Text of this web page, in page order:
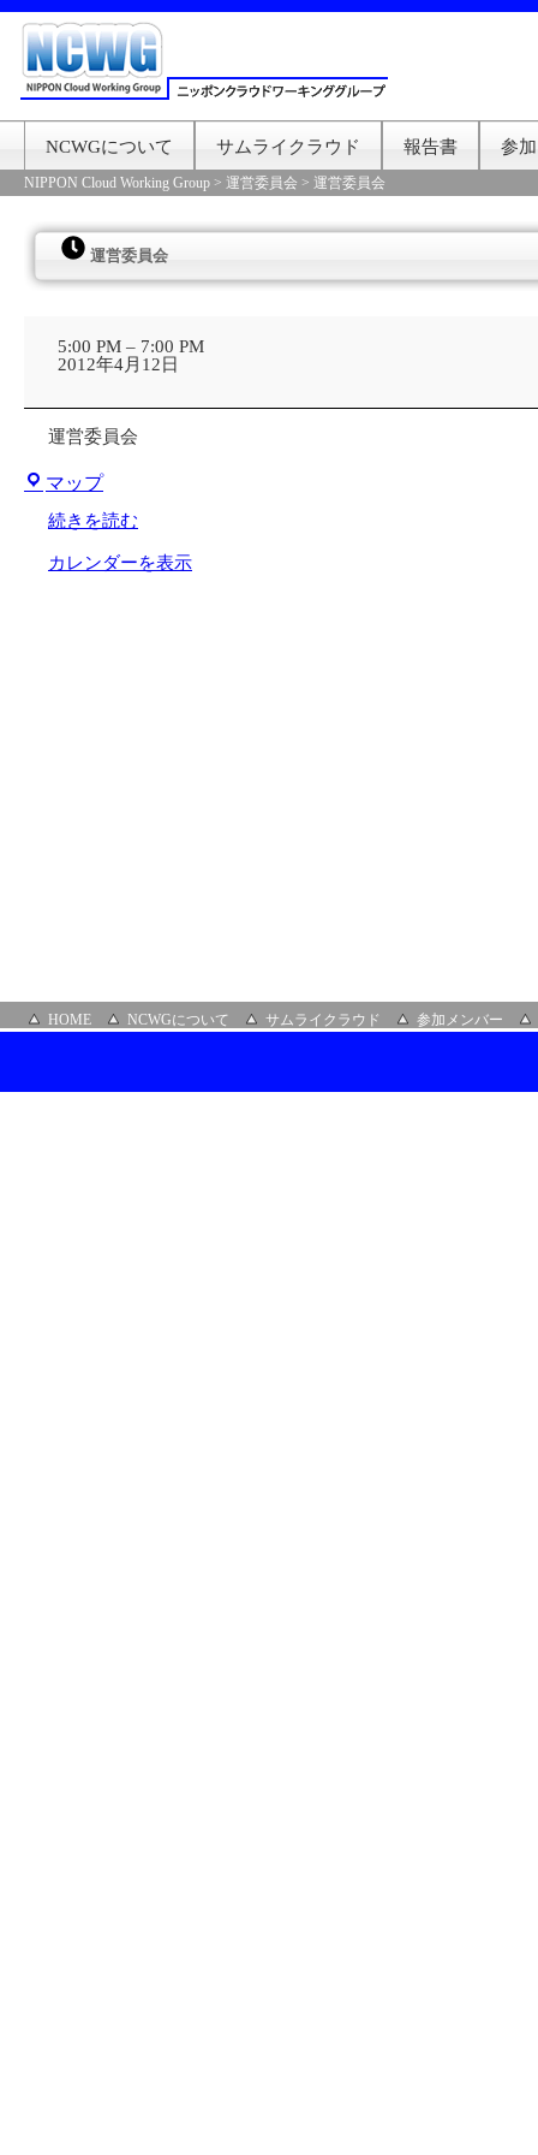
NCWGについて サムライクラウド 報告書 参
NIPPON Cloud Working Group > 運営委員会 > 運営委員会
運営委員会
5:00 PM – 7:00 PM
2012年4月12日
運営委員会
マップ株
式
会
社
オ
レ
続きを読む
カレンダーを表示
HOME NCWGについて サムライクラウド 参加メンバー